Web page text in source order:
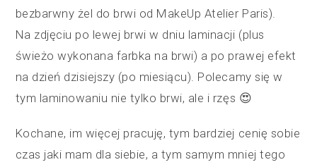
bezbarwny żel do brwi od MakeUp Atelier Paris).
Na zdjęciu po lewej brwi w dniu laminacji (plus
świeżo wykonana farbka na brwi) a po prawej efekt
na dzień dzisiejszy (po miesiącu). Polecamy się w
tym laminowaniu nie tylko brwi, ale i rzęs 😍
Kochane, im więcej pracuję, tym bardziej cenię sobie
czas jaki mam dla siebie, a tym samym mniej tego